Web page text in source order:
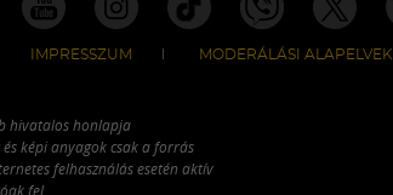
IMPRESSZUM MODERÁLÁSI ALAPELVEK
hivatalos honlapja
képi anyagok csak a forrás
felhasználás esetén aktív
fel.